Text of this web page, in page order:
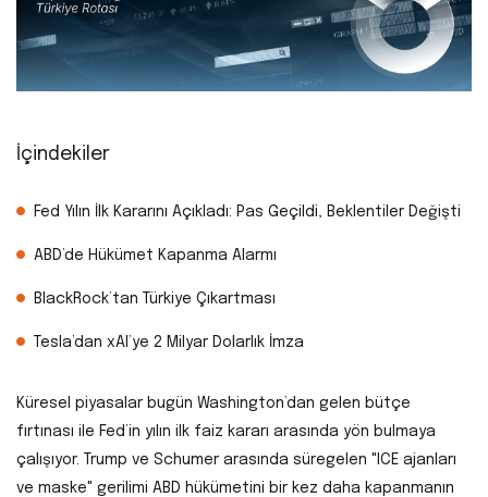
İçindekiler
Fed Yılın İlk Kararını Açıkladı: Pas Geçildi, Beklentiler Değişti
ABD’de Hükümet Kapanma Alarmı
BlackRock’tan Türkiye Çıkartması
Tesla’dan xAI’ye 2 Milyar Dolarlık İmza
Küresel piyasalar bugün Washington’dan gelen bütçe
fırtınası ile Fed’in yılın ilk faiz kararı arasında yön bulmaya
çalışıyor. Trump ve Schumer arasında süregelen "ICE ajanları
ve maske" gerilimi ABD hükümetini bir kez daha kapanmanın